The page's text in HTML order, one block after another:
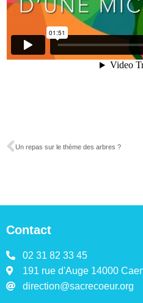
Un repas sur le thème des arbres ?
Contact
02 31 82 33 45
191 rue d'Auge 14000
direction@sacrecoeur.org